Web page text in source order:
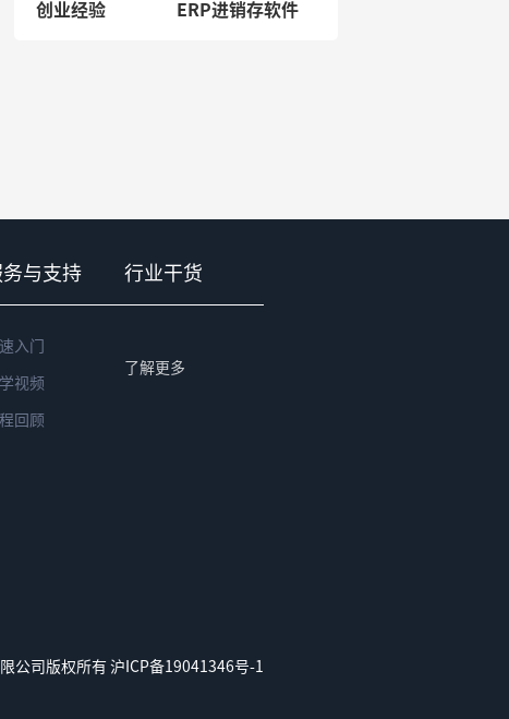
创业经验 ERP进销存软件
务与支持
入门
视频
回顾
行业干货
了解更多
公司版权所有 沪ICP备19041346号-1